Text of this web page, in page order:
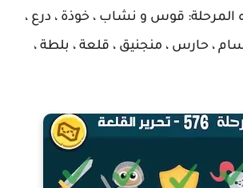
قوس و نشاب ، خوذة ، درع ،
، حارس ، منجنيق ، قلعة ، بلطة ،